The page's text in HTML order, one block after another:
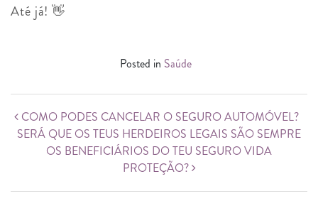
Até já! 👋
Posted in Saúde
Post navigation
COMO PODES CANCELAR O SEGURO AUTOMÓVEL?
SERÁ QUE OS TEUS HERDEIROS LEGAIS SÃO SEMPRE
OS BENEFICIÁRIOS DO TEU SEGURO VIDA
PROTEÇÃO?